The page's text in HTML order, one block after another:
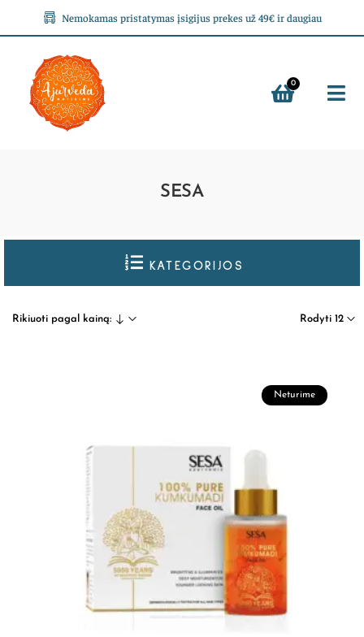
Nemokamas pristatymas įsigijus prekes už 49€ ir daugiau
0
SESA
KATEGORIJOS
Rodyti 12
Rikiuoti pagal kainą:
Neturime